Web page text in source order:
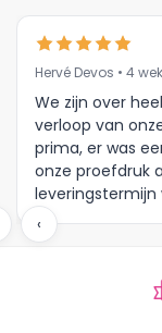
Hervé Devos • 4
We zijn over
verloop van
prima, er was
onze proefdruk
leveringstermijn
Meer moet dat
‹